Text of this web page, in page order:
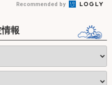
Recommended by
報